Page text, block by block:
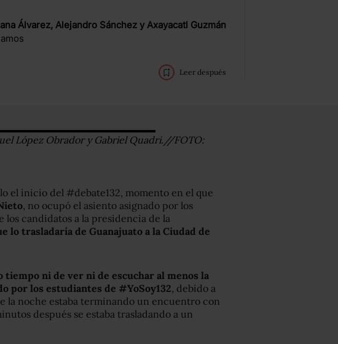
Álvarez, Alejandro Sánchez y Axayacatl Guzmán
Leer después
López Obrador y Gabriel Quadri.//FOTO:
el inicio del #debate132, momento en el que
, no ocupó el asiento asignado por los
candidatos a la presidencia de la
lo trasladaría de Guanajuato a la Ciudad de
tiempo ni de ver ni de escuchar al menos la
por los estudiantes de #YoSoy132, debido a
la noche estaba terminando un encuentro con
después se estaba trasladando a un